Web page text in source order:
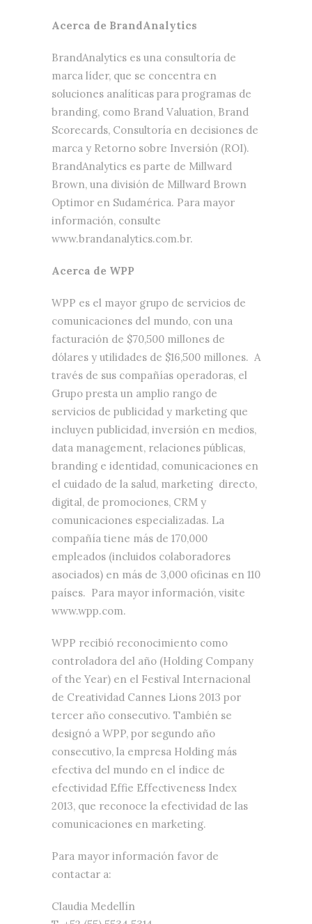
Acerca de BrandAnalytics
BrandAnalytics es una consultoría de
marca líder, que se concentra en
soluciones analíticas para programas de
branding, como Brand Valuation, Brand
Scorecards, Consultoría en decisiones de
marca y Retorno sobre Inversión (ROI).
BrandAnalytics es parte de Millward
Brown, una división de Millward Brown
Optimor en Sudamérica. Para mayor
información, consulte
www.brandanalytics.com.br.
Acerca de WPP
WPP es el mayor grupo de servicios de
comunicaciones del mundo, con una
facturación de $70,500 millones de
dólares y utilidades de $16,500 millones. A
través de sus compañías operadoras, el
Grupo presta un amplio rango de
servicios de publicidad y marketing que
incluyen publicidad, inversión en medios,
data management, relaciones públicas,
branding e identidad, comunicaciones en
el cuidado de la salud, marketing directo,
digital, de promociones, CRM y
comunicaciones especializadas. La
compañía tiene más de 170,000
empleados (incluidos colaboradores
asociados) en más de 3,000 oficinas en 110
países. Para mayor información, visite
www.wpp.com.
WPP recibió reconocimiento como
controladora del año (Holding Company
of the Year) en el Festival Internacional
de Creatividad Cannes Lions 2013 por
tercer año consecutivo. También se
designó a WPP, por segundo año
consecutivo, la empresa Holding más
efectiva del mundo en el índice de
efectividad Effie Effectiveness Index
2013, que reconoce la efectividad de las
comunicaciones en marketing.
Para mayor información favor de
contactar a:
Claudia Medellín